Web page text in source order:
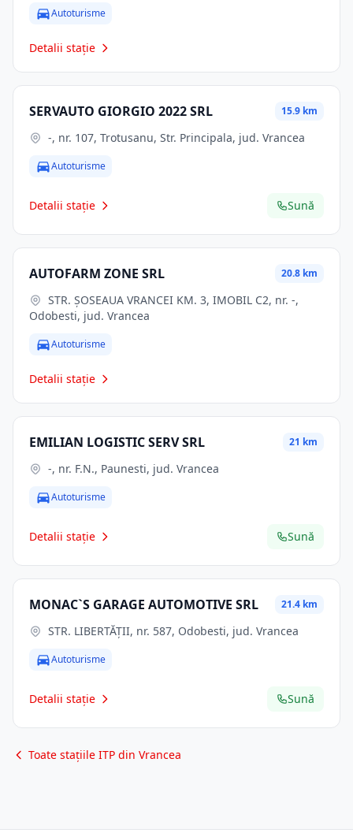
Autoturisme
Detalii stație
SERVAUTO GIORGIO 2022 SRL 15.9 km
-, nr. 107, Trotusanu, Str. Principala, jud. Vrancea
Autoturisme
Detalii stație Sună
AUTOFARM ZONE SRL 20.8 km
Odobesti, jud. Vrancea
Autoturisme
Detalii stație
EMILIAN LOGISTIC SERV SRL 21 km
-, nr. F.N., Paunesti, jud. Vrancea
Autoturisme
Detalii stație Sună
MONAC`S GARAGE AUTOMOTIVE SRL 21.4 km
STR. LIBERTĂŢII, nr. 587, Odobesti, jud. Vrancea
Autoturisme
Detalii stație Sună
Toate stațiile ITP din Vrancea